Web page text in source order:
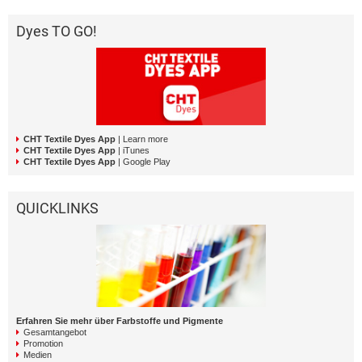
Dyes TO GO!
CHT Textile Dyes App | Learn more
CHT Textile Dyes App | iTunes
CHT Textile Dyes App | Google Play
QUICKLINKS
Erfahren Sie mehr über Farbstoffe und Pigmente
Gesamtangebot
Promotion
Medien